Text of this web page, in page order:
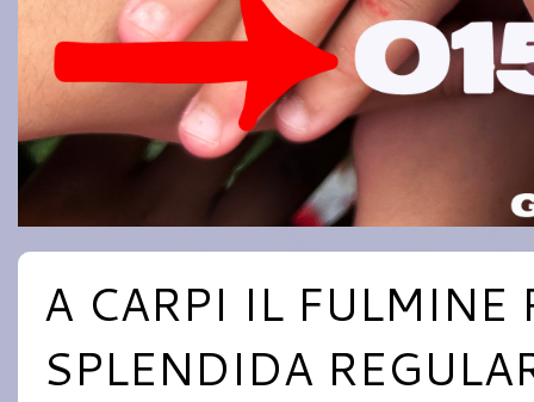
A CARPI IL FULMINE
SPLENDIDA